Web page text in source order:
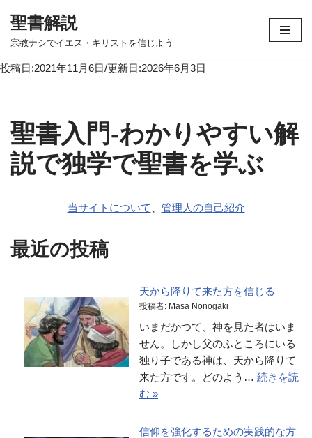
コ
テ
へ
ス
キ
ッ
聖書解説
宗教ナシでイエス・キリストを信じよう
投稿日:2021年11月6日/更新日:2026年6月3日
聖書入門-わかりやすい解
説で独学で聖書を学ぶ
当サイトについて 管理人の自己紹介
最近の投稿
天から降りて来た方を信じる
投稿者: Masa Nonogaki
いまだかつて、神を見た者はいま
せん。しかし父のふところにいる
独り子である神は、天から降りて
来た方です。どのよう… 続きを読
む »
信仰を強化するための実践的な方